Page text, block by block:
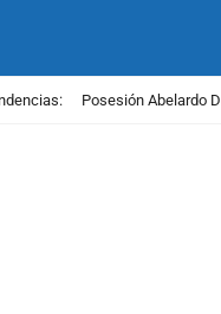
Posesión Abelardo